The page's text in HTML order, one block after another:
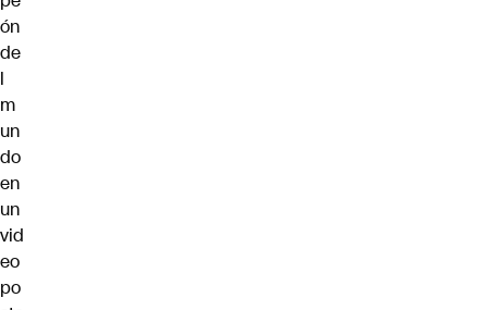
ón
de
l
m
un
do
en
un
vid
eo
po